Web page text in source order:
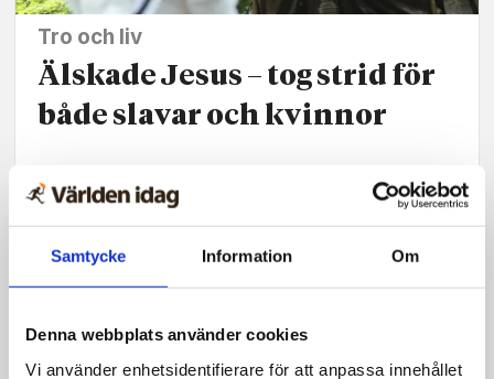
Samtycke Information Om
Denna webbplats använder cookies
Vi använder enhetsidentifierare för att anpassa innehållet
Tro och liv
Älskade Jesus – tog strid för
både slavar och kvinnor
Nyheter
Tysta marscher
Sveriges moderna